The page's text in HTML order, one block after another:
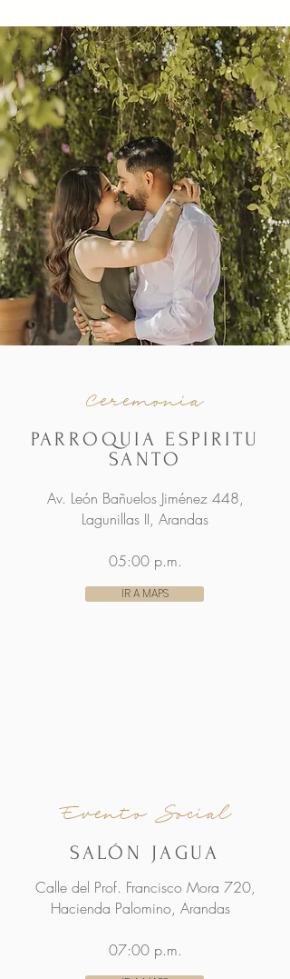
Ceremonia
PARROQUIA ESPIRITU
SANTO
Av. León Bañuelos Jiménez 448,
Lagunillas II, Arandas
05:00 p.m.
IR A MAPS
Evento Social
SALÓN JAGUA
Calle del Prof. Francisco Mora 720,
Hacienda Palomino, Arandas
07:00 p.m.